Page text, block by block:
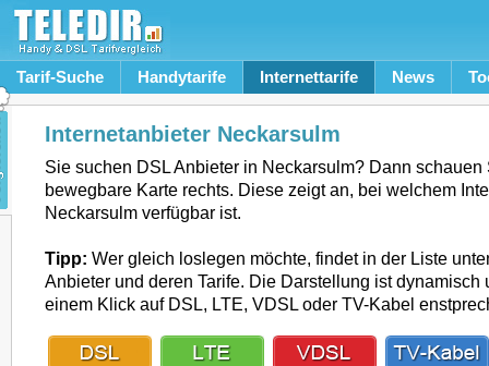
Tarif-Suche Handytarife Internettarife News
Internetanbieter Neckarsulm
Sie suchen DSL Anbieter in Neckarsulm? Dann schauen
bewegbare Karte rechts. Diese zeigt an, bei welchem
Neckarsulm verfügbar ist.
Tipp: Wer gleich loslegen möchte, findet in der Liste
Anbieter und deren Tarife. Die Darstellung ist dynamisch
einem Klick auf DSL, LTE, VDSL oder TV-Kabel